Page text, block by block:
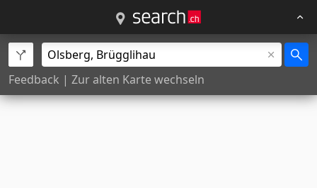
Feedback | Zur alten Karte wechseln